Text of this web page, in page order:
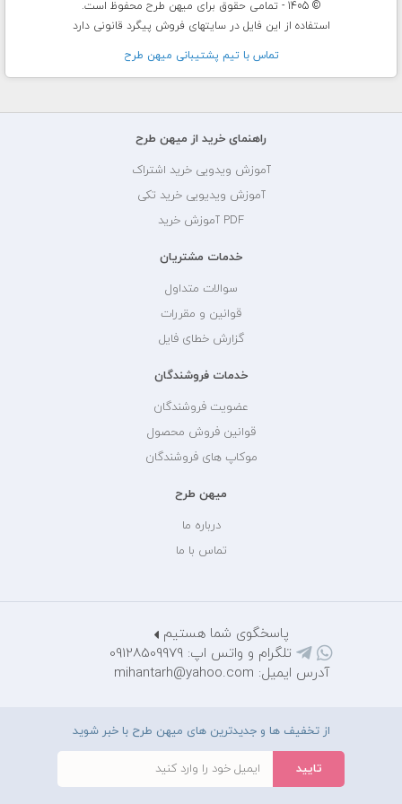
© 1405 - تمامی حقوق برای میهن طرح محفوظ است.
استفاده از این فایل در سایتهای فروش پیگرد قانونی دارد
تماس با تيم پشتيبانی ميهن طرح
راهنمای خرید از میهن طرح
آموزش ویدویی خرید اشتراک
آموزش ویدیویی خرید تکی
PDF آموزش خرید
خدمات مشتریان
سوالات متداول
قوانین و مقررات
گزارش خطای فایل
خدمات فروشندگان
عضویت فروشندگان
قوانین فروش محصول
موکاپ های فروشندگان
میهن طرح
درباره ما
تماس با ما
پاسخگوی شما هستیم
تلگرام و واتس اپ: 09128509979
آدرس ایمیل: mihantarh@yahoo.com
از تخفیف ها و جدیدترین های میهن طرح با خبر شوید